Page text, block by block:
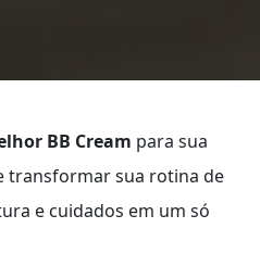
BB Cream para sua
transformar sua rotina de
e cuidados em um só